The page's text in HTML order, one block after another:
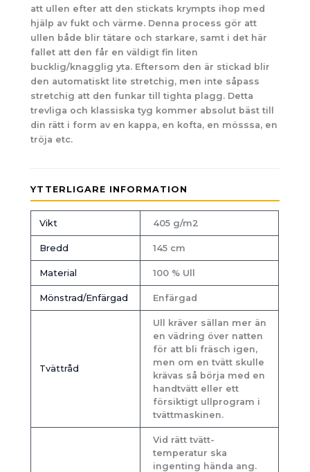
att ullen efter att den stickats krympts ihop med
hjälp av fukt och värme. Denna process gör att
ullen både blir tätare och starkare, samt i det här
fallet att den får en väldigt fin liten
bucklig/knagglig yta. Eftersom den är stickad blir
den automatiskt lite stretchig, men inte såpass
stretchig att den funkar till tighta plagg. Detta
trevliga och klassiska tyg kommer absolut bäst till
din rätt i form av en kappa, en kofta, en mösssa, en
tröja etc.
YTTERLIGARE INFORMATION
Vikt 405 g/m2
Bredd 145 cm
Material 100 % Ull
Mönstrad/Enfärgad Enfärgad
Tvättråd
Ull kräver sällan mer än
en vädring över natten
för att bli fräsch igen,
men om en tvätt skulle
krävas så börja med en
handtvätt eller ett
försiktigt ullprogram i
tvättmaskinen.
Vid rätt tvätt-
temperatur ska
ingenting hända ang.